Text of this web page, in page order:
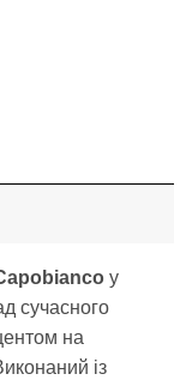
у
сучасного
на
із